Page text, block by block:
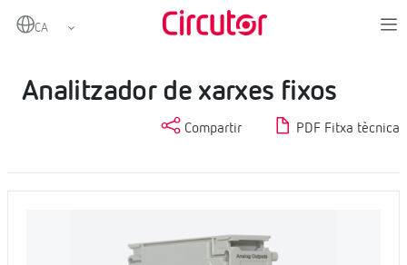
Home Mesurament i control
Analitzadors de xarxes fixos
Analitzador de xarxes fixos
Compartir PDF Fitxa tècnica